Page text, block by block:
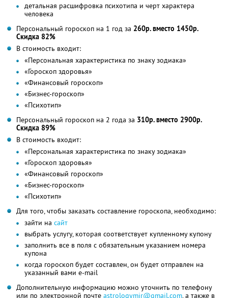
детальная расшифровка психотипа и черт характера
человека
Персональный гороскоп на 1 год за 260р. вместо 1450р.
Скидка 82%
В стоимость входит:
«Персональная характеристика по знаку зодиака»
«Гороскоп здоровья»
«Финансовый гороскоп»
«Бизнес-гороскоп»
«Психотип»
Персональный гороскоп на 2 года за 310р. вместо 2900р.
Скидка 89%
В стоимость входит:
«Персональная характеристика по знаку зодиака»
«Гороскоп здоровья»
«Финансовый гороскоп»
«Бизнес-гороскоп»
«Психотип»
Для того, чтобы заказать составление гороскопа, необходимо:
зайти на сайт
выбрать услугу, которая соответствует купленному купону
заполнить все в поля с обязательным указанием номера
купона
когда гороскоп будет составлен, он будет отправлен на
указанный вами e-mail
Дополнительную информацию можно уточнить по телефону
или по электронной почте astrologymir@gmail.com, а также в